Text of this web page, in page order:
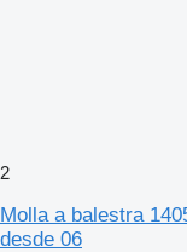
2
Molla a balestra
desde 06